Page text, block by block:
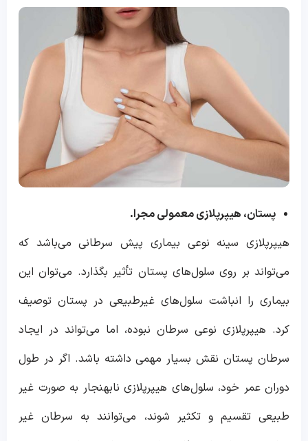
پستان، هیپرپلازی معمولی مجرا.
هیپرپلازی سینه نوعی بیماری پیش سرطانی می‌باشد که
می‌تواند بر روی سلول‌های پستان تأثیر بگذارد. می‌توان این
بیماری را انباشت سلول‌های غیرطبیعی در پستان توصیف
کرد. هیپرپلازی نوعی سرطان نبوده، اما می‌تواند در ایجاد
سرطان پستان نقش بسیار مهمی داشته باشد. اگر در طول
دوران عمر خود، سلول‌های هیپرپلازی نابهنجار به صورت غیر
طبیعی تقسیم و تکثیر شوند، می‌توانند به سرطان غیر